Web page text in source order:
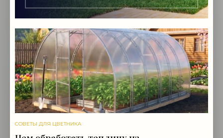
СОВЕТЫ ДЛЯ ЦВЕТНИКА